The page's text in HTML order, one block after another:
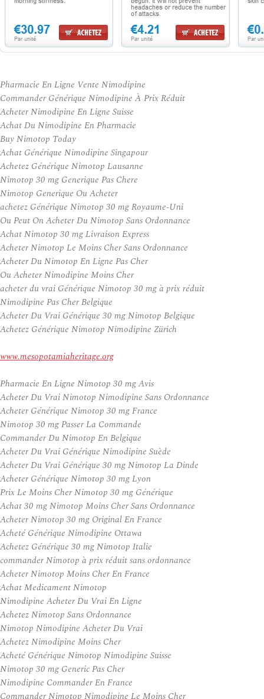
Pharmacie En Ligne Vente Nimodipine
Commander Générique Nimodipine À Prix Réduit
Acheter Nimodipine En Ligne Suisse
Achat Du Nimodipine En Pharmacie
Buy Nimotop Today
Achat Générique Nimodipine Singapour
Achetez Générique Nimotop Lausanne
Nimotop 30 mg Generique Pas Chere
Nimotop Generique Ou Acheter
achetez Générique Nimotop 30 mg Royaume-Uni
Ou Peut On Acheter Du Nimotop Sans Ordonnance
Achat Nimotop 30 mg Livraison Express
Acheter Nimotop Le Moins Cher Sans Ordonnance
Acheter Du Nimotop En Ligne Pas Cher
Ou Acheter Nimodipine Moins Cher
acheter du vrai Générique Nimotop 30 mg à prix réduit
Nimodipine Pas Cher Belgique
Acheter Du Vrai Générique 30 mg Nimotop Belgique
Achetez Générique Nimotop Nimodipine Zürich
www.mesopotamiaheritage.org
Pharmacie En Ligne Nimotop 30 mg Avis
Acheter Du Vrai Nimotop Nimodipine Sans Ordonnance
Acheter Générique Nimotop 30 mg France
Nimotop 30 mg Passer La Commande
Commander Du Nimotop En Belgique
Acheter Du Vrai Générique Nimodipine Suède
Acheter Du Vrai Générique 30 mg Nimotop La Dinde
Acheter Générique Nimotop 30 mg Lyon
Prix Le Moins Cher Nimotop 30 mg Générique
Achat 30 mg Nimotop Moins Cher Sans Ordonnance
Acheter Nimotop 30 mg Original En France
Acheté Générique Nimodipine Ottawa
Achetez Générique 30 mg Nimotop Italie
commander Nimotop à prix réduit sans ordonnance
Acheter Nimotop Moins Cher En France
Achat Medicament Nimotop
Nimodipine Acheter Du Vrai En Ligne
Achetez Nimotop Sans Ordonnance
Nimotop Nimodipine Acheter Du Vrai
Achetez Nimodipine Moins Cher
Acheté Générique Nimotop Nimodipine Suisse
Nimotop 30 mg Generic Pas Cher
Nimodipine Commander En France